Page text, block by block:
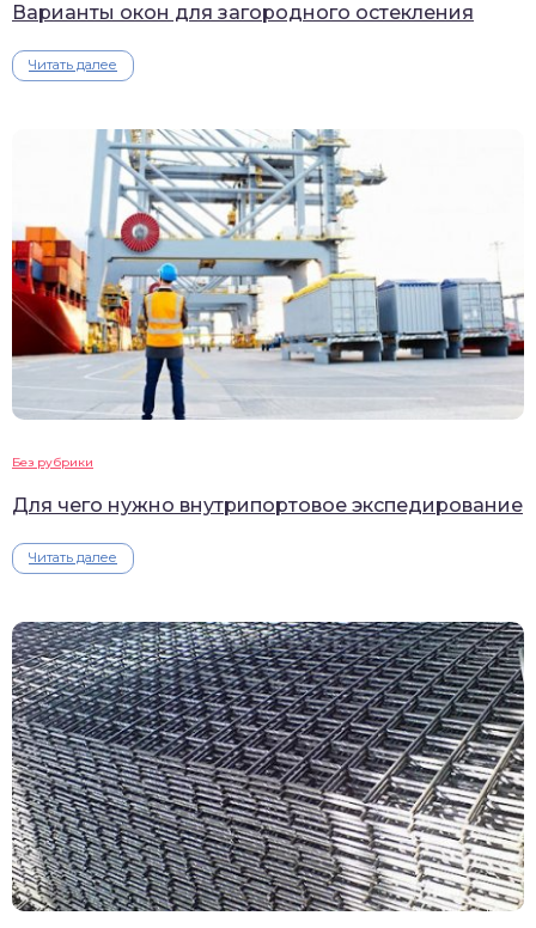
Варианты окон для загородного остекления
Читать далее
Без рубрики
Для чего нужно внутрипортовое экспедирование
Читать далее